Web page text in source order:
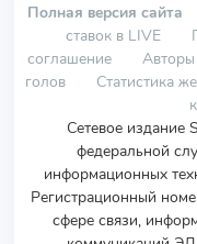
Полная версия сайта
ставок в LIVE
соглашение
Авторы
голов
Статистика
Сетевое издание
федеральной
информационных
Регистрационный
сфере связи,